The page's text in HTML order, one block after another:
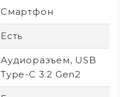
Смартфон
Есть
Аудиоразъем, USB
Type-C 3.2 Gen2